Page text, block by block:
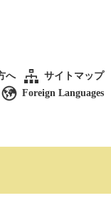
へ
サイトマップ
Foreign Languages